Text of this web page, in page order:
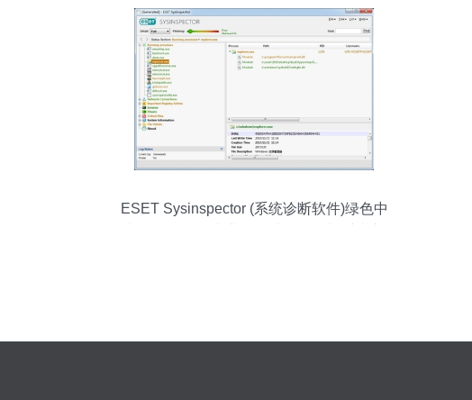
ESET Sysinspector (系统诊断软件)绿色中